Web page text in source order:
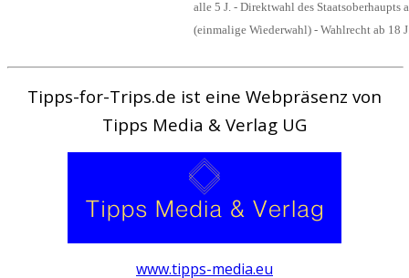
alle 5 J. - Direktwahl des Staatsoberhaupts
(einmalige Wiederwahl) - Wahlrecht ab 18
Tipps-for-Trips.de ist eine Webpräsenz von
Tipps Media & Verlag UG
www.tipps-media.eu